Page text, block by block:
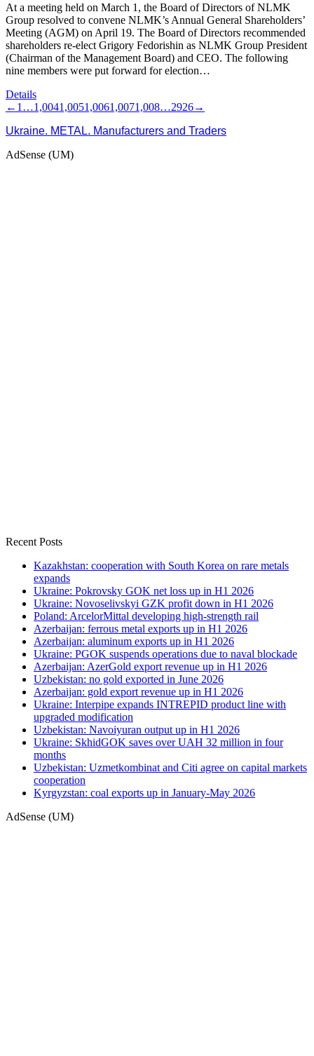
At a meeting held on March 1, the Board of Directors of NLMK
Group resolved to convene NLMK’s Annual General Shareholders’
Meeting (AGM) on April 19. The Board of Directors recommended
shareholders re-elect Grigory Fedorishin as NLMK Group President
(Chairman of the Management Board) and CEO. The following
nine members were put forward for election…
Details
← 1 …1,0041,0051,0061,0071,008…2926→
Ukraine. METAL. Manufacturers and Traders
AdSense (UM)
Recent Posts
Kazakhstan: cooperation with South Korea on rare metals
expands
Ukraine: Pokrovsky GOK net loss up in H1 2026
Ukraine: Novoselivskyi GZK profit down in H1 2026
Poland: ArcelorMittal developing high-strength rail
Azerbaijan: ferrous metal exports up in H1 2026
Azerbaijan: aluminum exports up in H1 2026
Ukraine: PGOK suspends operations due to naval blockade
Azerbaijan: AzerGold export revenue up in H1 2026
Uzbekistan: no gold exported in June 2026
Azerbaijan: gold export revenue up in H1 2026
Ukraine: Interpipe expands INTREPID product line with
upgraded modification
Uzbekistan: Navoiyuran output up in H1 2026
Ukraine: SkhidGOK saves over UAH 32 million in four
months
Uzbekistan: Uzmetkombinat and Citi agree on capital markets
cooperation
Kyrgyzstan: coal exports up in January-May 2026
AdSense (UM)